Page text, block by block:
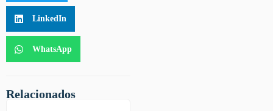
LinkedIn
WhatsApp
Relacionados